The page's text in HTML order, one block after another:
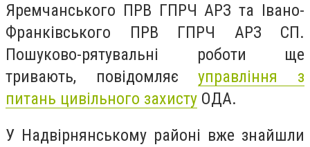
Яремчанського ПРВ ГПРЧ АРЗ та Івано-
Франківського ПРВ ГПРЧ АРЗ СП.
Пошуково-рятувальні роботи ще
тривають, повідомляєуправління з
питань цивільного захисту ОДА.
У Надвірнянському районі вже знайшли